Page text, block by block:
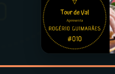
PROGRAMAS
PODCASTS